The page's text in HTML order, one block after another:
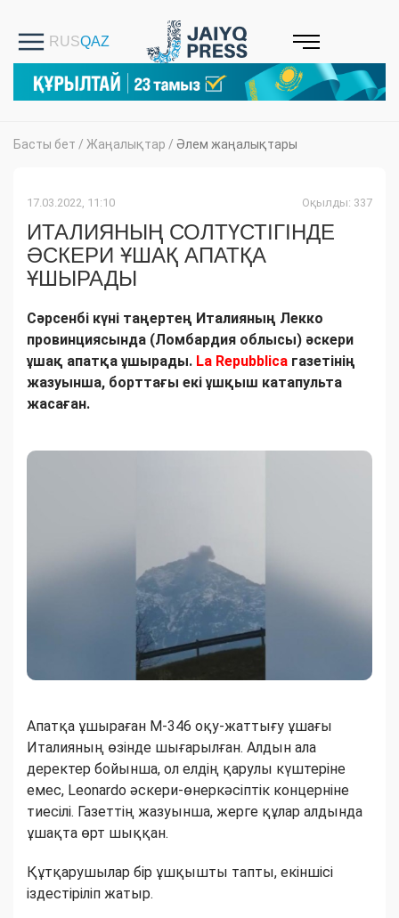
Басты бет / Жаңалықтар / Әлем жаңалықтары
17.03.2022, 11:10 Оқылды: 337
ИТАЛИЯНЫҢ СОЛТҮСТІГІНДЕ
ӘСКЕРИ ҰШАҚ АПАТҚА
ҰШЫРАДЫ
Сәрсенбі күні таңертең Италияның Лекко
провинциясында (Ломбардия облысы) әскери
ұшақ апатқа ұшырады. La Repubblica газетінің
жазуынша, борттағы екі ұшқыш катапульта
жасаған.
Апатқа ұшыраған M-346 оқу-жаттығу ұшағы
Италияның өзінде шығарылған. Алдын ала
деректер бойынша, ол елдің қарулы күштеріне
емес, Leonardo әскери-өнеркәсіптік концерніне
тиесілі. Газеттің жазуынша, жерге құлар алдында
ұшақта өрт шыққан.
Құтқарушылар бір ұшқышты тапты, екіншісі
іздестіріліп жатыр.